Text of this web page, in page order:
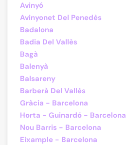
Avinyó
Avinyonet Del Penedès
Badalona
Badia Del Vallès
Bagà
Balenyà
Balsareny
Barberà Del Vallès
Gràcia - Barcelona
Horta - Guinardó - Barcelona
Nou Barris - Barcelona
Eixample - Barcelona